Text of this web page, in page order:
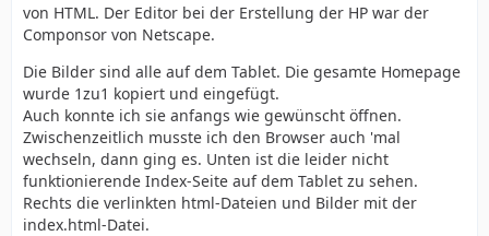
von HTML. Der Editor bei der Erstellung der HP war der
Componsor von Netscape.
Die Bilder sind alle auf dem Tablet. Die gesamte Homepage
wurde 1zu1 kopiert und eingefügt.
Auch konnte ich sie anfangs wie gewünscht öffnen.
Zwischenzeitlich musste ich den Browser auch 'mal
wechseln, dann ging es. Unten ist die leider nicht
funktionierende Index-Seite auf dem Tablet zu sehen.
Rechts die verlinkten html-Dateien und Bilder mit der
index.html-Datei.